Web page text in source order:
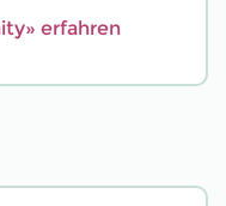
erfahren